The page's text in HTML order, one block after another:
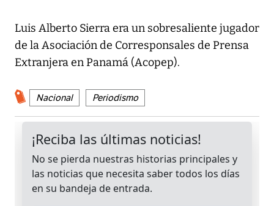
Luis Alberto Sierra era un sobresaliente jugador
de la Asociación de Corresponsales de Prensa
Extranjera en Panamá (Acopep).
Nacional Periodismo